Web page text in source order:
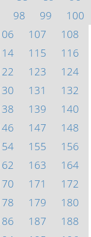
98 99
100
107
108
115
116
123
124
131
132
139
140
147
148
155
156
163
164
171
172
179
180
187
188